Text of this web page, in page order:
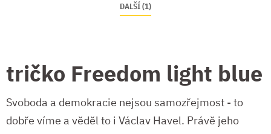
DALŠÍ (1)
tričko Freedom light blue
Svoboda a demokracie nejsou samozřejmost - to
dobře víme a věděl to i Václav Havel. Právě jeho